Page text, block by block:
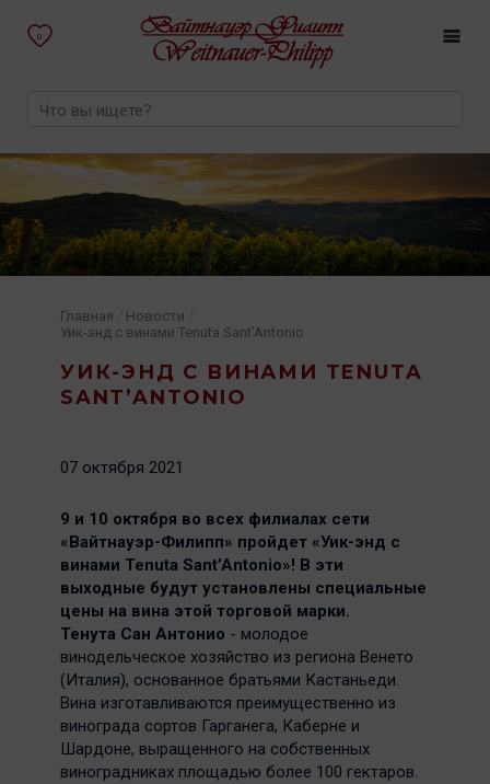
0
УИК-ЭНД С ВИНАМИ TENUTA
SANT’ANTONIO
Главная Новости
Уик-энд с винами Tenuta Sant’Antonio
07 октября 2021
9 и 10 октября во всех филиалах сети
«Вайтнауэр-Филипп» пройдет «Уик-энд с
винами Tenuta Sant’Antonio»! В эти
выходные будут установлены специальные
цены на вина этой торговой марки.
Тенута Сан Антонио - молодое
винодельческое хозяйство из региона Венето
(Италия), основанное братьями Кастаньеди.
Вина изготавливаются преимущественно из
винограда сортов Гарганега, Каберне и
Шардоне, выращенного на собственных
виноградниках площадью более 100 гектаров.